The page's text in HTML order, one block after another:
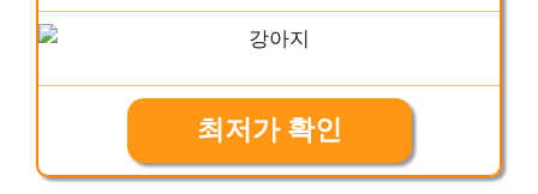
최저가 확인